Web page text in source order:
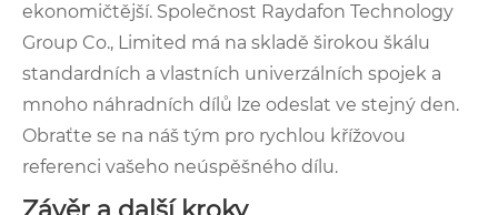
ekonomičtější. Společnost Raydafon Technology
Group Co., Limited má na skladě širokou škálu
standardních a vlastních univerzálních spojek a
mnoho náhradních dílů lze odeslat ve stejný den.
Obraťte se na náš tým pro rychlou křížovou
referenci vašeho neúspěšného dílu.